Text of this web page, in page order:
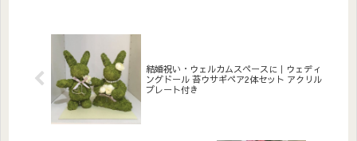
れます。こんな方へウェルカ
ムボード...
職祝い・...
結婚祝い・ウェルカムスペースに｜ウェディ
ングドール 苔ウサギペア2体セット アクリル
プレート付き